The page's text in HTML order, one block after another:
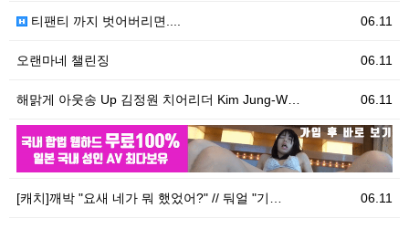
06.11
티팬티 까지 벗어버리면....
06.11
오랜마네 챌린징
06.11
해맑게 아웃송 Up 김정원 치어리더 Kim Jung-W…
06.11
06.11
[캐치]깨박 "요새 네가 뭐 했었어?" // 둬얼 "기…